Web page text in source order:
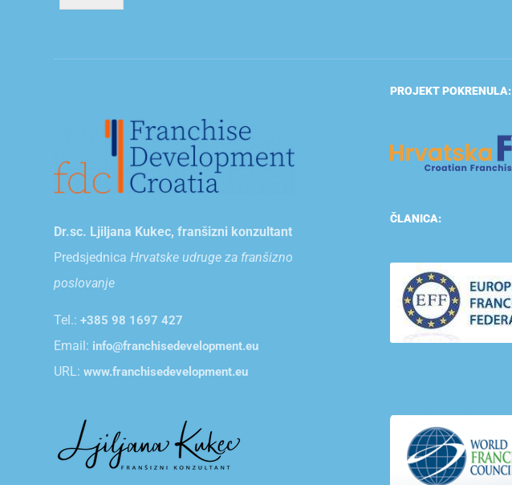
Dr.sc. Ljiljana Kukec, franšizni konzultant
PredsjednicaHrvatske udruge za franšizno
poslovanje
Tel.:+385 98 1697 427
Email: info@franchisedevelopment.eu
URL:www.franchisedevelopment.eu
PROJEKT POKRENULA:
ČLANICA: